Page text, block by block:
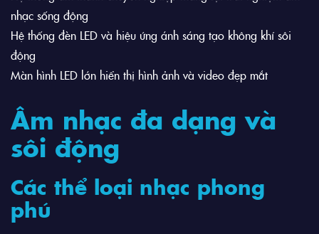
nhạc sống động
Hệ thống đèn LED và hiệu ứng ánh sáng tạo không khí sôi
động
Màn hình LED lớn hiển thị hình ảnh và video đẹp mắt
Âm nhạc đa dạng và
sôi động
Các thể loại nhạc phong
phú